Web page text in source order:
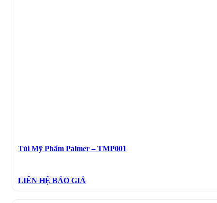
Túi Mỹ Phẩm Palmer – TMP001
LIÊN HỆ BÁO GIÁ